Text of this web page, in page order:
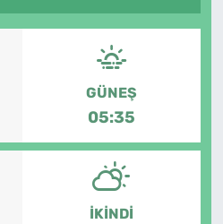
GÜNEŞ
05:35
İKINDI